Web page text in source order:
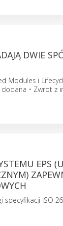
DWIE
Modules i
• Zwrot z
EPS
specyfikacji ISO